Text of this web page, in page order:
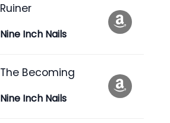
Ruiner
Nine Inch Nails
The Becoming
Nine Inch Nails